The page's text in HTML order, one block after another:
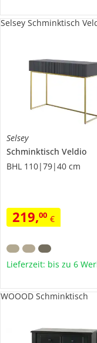
Selsey
Schminktisch Veldio
BHL 110|79|40 cm
219,00 €
Selsey Schminktisch
Lieferzeit: bis zu 6
WOOOD Schminktisch